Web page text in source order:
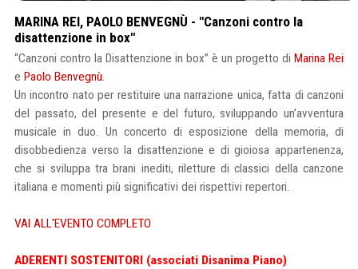
MARINA REI, PAOLO BENVEGNÙ - "Canzoni contro la
disattenzione in box"
“Canzoni contro la Disattenzione in box” è un progetto diMarina Rei
e Paolo Benvegnù.
Un incontro nato per restituire una narrazione unica, fatta di canzoni
del passato, del presente e del futuro, sviluppando un’avventura
musicale in duo. Un concerto di esposizione della memoria, di
disobbedienza verso la disattenzione e di gioiosa appartenenza,
che si sviluppa tra brani inediti, riletture di classici della canzone
italiana e momenti più significativi dei rispettivi repertori.
VAI ALL'EVENTO COMPLETO
ADERENTI SOSTENITORI (associati Disanima Piano)